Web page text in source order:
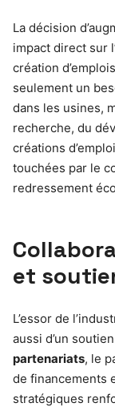
La décision
impact direct sur
création
seulement un
dans les usines,
recherche, du
créations
touchées par le
redressement
et
L’essor de
aussi d’un
partenariats, le
de financements
stratégiques